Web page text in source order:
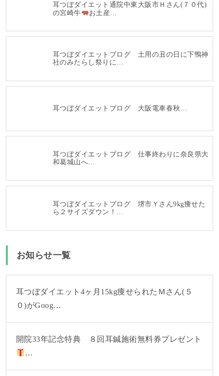
耳つぼダイエット通院中東大阪市Ｈさん(７０代)
の宮崎牛
お土産…
耳つぼダイエットブログ 土用の丑の日に下鴨神
社のみたらし祭りに…
耳つぼダイエットブログ 大阪電車春秋…
耳つぼダイエットブログ 仕事終わりに奈良県大
和葛城山へ…
耳つぼダイエットブログ 堺市Ｙさん9kg痩せた
ら２サイズダウン！…
お知らせ一覧
耳つぼダイエット4ヶ月15kg痩せられたＭさん(５
０)がGoog…
開院33年記念特典 ８回耳鍼施術無料券プレゼント
…